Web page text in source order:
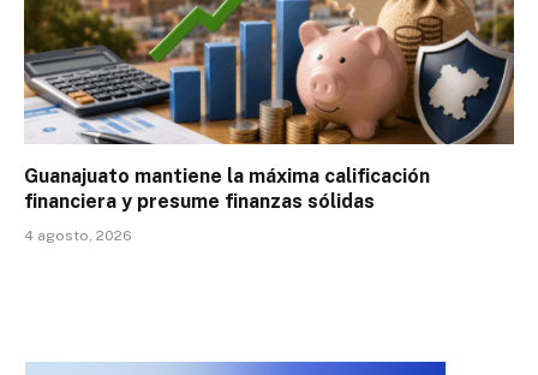
Guanajuato mantiene la máxima calificación
financiera y presume finanzas sólidas
4 agosto, 2026